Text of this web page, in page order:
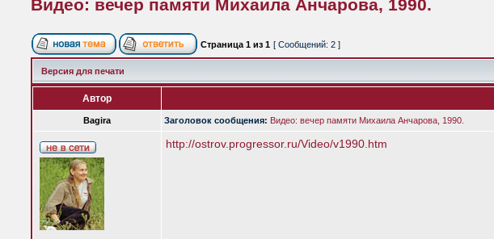
Видео: вечер памяти Михаила Анчарова, 1990.
Страница 1 из 1 [ Сообщений: 2 ]
Версия для печати
Автор
Bagira Заголовок сообщения: Видео: вечер памяти Михаила Анчарова, 1990.
http://ostrov.progressor.ru/Video/v1990.htm